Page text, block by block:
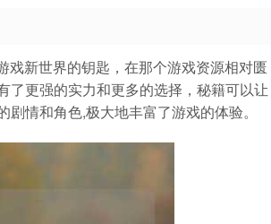
新世界的钥匙，在那个游戏资源相对匮
了更强的实力和更多的选择，秘籍可以让
情和角色,极大地丰富了游戏的体验。